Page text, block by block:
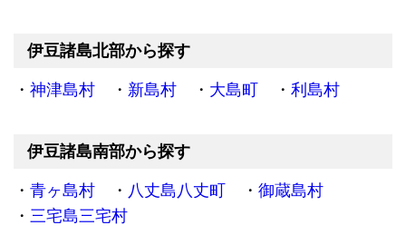
伊豆諸島北部から探す
神津島村 新島村 大島町 利島村
伊豆諸島南部から探す
青ヶ島村 八丈島八丈町
御蔵島村
三宅島三宅村